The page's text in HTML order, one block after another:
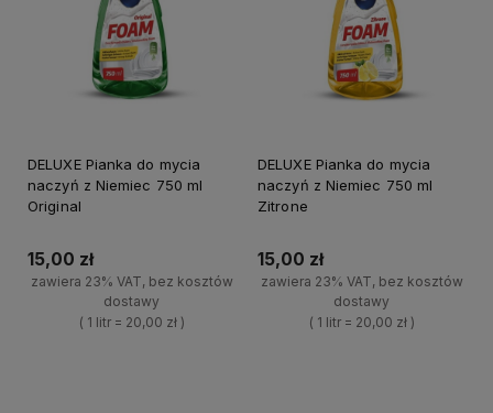
DELUXE Pianka do mycia
naczyń z Niemiec 750 ml
Original
15,00 zł
zawiera 23% VAT, bez kosztów
dostawy
( 1 litr = 20,00 zł )
DELUXE Pianka do mycia
naczyń z Niemiec 750 ml
Zitrone
15,00 zł
zawiera 23% VAT, bez kosztów
dostawy
( 1 litr = 20,00 zł )